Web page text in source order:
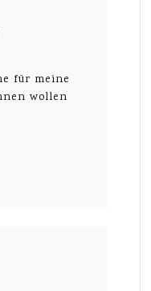
für meine
wollen